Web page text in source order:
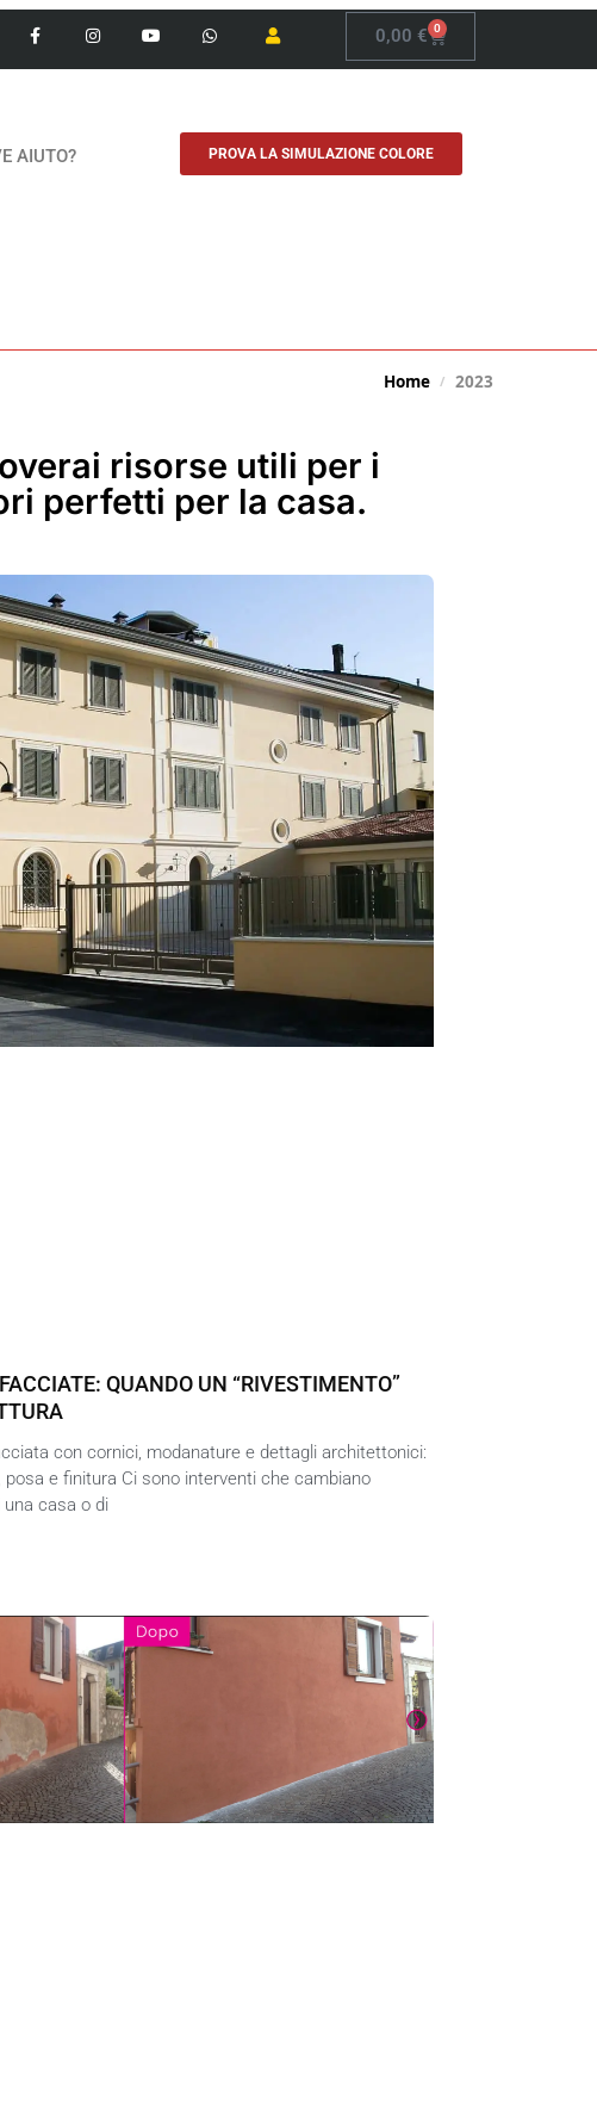
0,00 € 0
AIUTO? PROVA LA SIMULAZIONE COLORE
Home / 2023
risorse utili per i
perfetti per la casa.
QUANDO UN “RIVESTIMENTO”
con cornici, modanature e dettagli architettonici:
e finitura Ci sono interventi che cambiano
una casa o di